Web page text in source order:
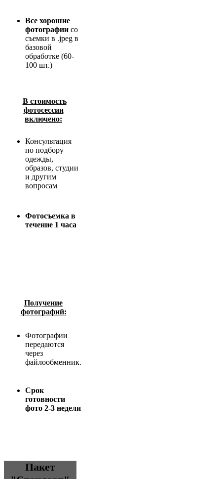
Все хорошие
фотографии со
съемки в .jpeg в
базовой
обработке (60-
100 шт.)
В стоимость
фотосессии
включено:
Консультация
по подбору
одежды,
образов, студии
и другим
вопросам
Фотосъемка в
течение 1 часа
Получение
фотографий:
Фотографии
передаются
через
файлообменник.
Срок
готовности
фото 2-3 недели
Пакет